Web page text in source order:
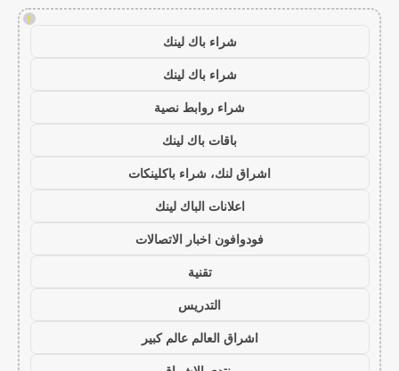
!
شراء باك لينك
شراء باك لينك
شراء روابط نصية
باقات باك لينك
اشراق لنك، شراء باكلينكات
اعلانات الباك لينك
فودوافون اخبار الاتصالات
تقنية
التدريس
اشراق العالم عالم كبير